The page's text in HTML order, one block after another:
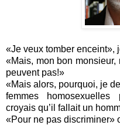
«Je veux tomber enceint»,
«Mais, mon bon
peuvent pas!»
«Mais alors, pourquoi, je
femmes
croyais qu’il fallait un
«Pour ne pas discriminer»